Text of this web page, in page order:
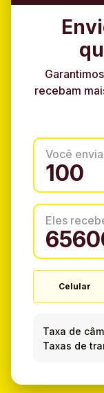
recebam
Você envia
Eles
Celular
Taxa de
Taxas de